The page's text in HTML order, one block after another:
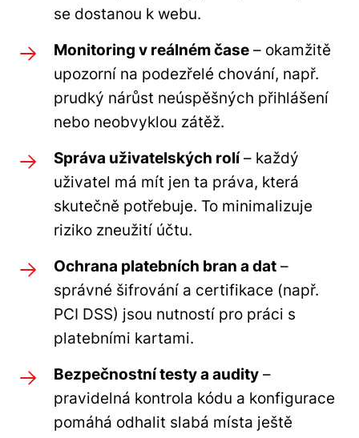
se dostanou k webu.
Monitoring v reálném čase – okamžitě
upozorní na podezřelé chování, např.
prudký nárůst neúspěšných přihlášení
nebo neobvyklou zátěž.
Správa uživatelských rolí– každý
uživatel má mít jen ta práva, která
skutečně potřebuje. To minimalizuje
riziko zneužití účtu.
Ochrana platebních bran a dat –
správné šifrování a certifikace (např.
PCI DSS) jsou nutností pro práci s
platebními kartami.
Bezpečnostní testy a audity –
pravidelná kontrola kódu a konfigurace
pomáhá odhalit slabá místa ještě